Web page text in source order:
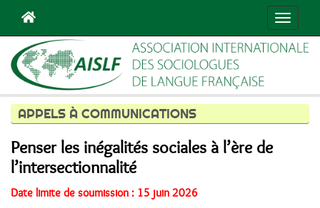
APPELS À COMMUNICATIONS
Penser les inégalités sociales à l’ère de
l’intersectionnalité
Date limite de soumission : 15 juin 2026